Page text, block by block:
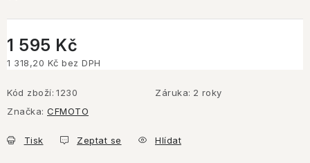
1 595 Kč
1 318,20 Kč bez DPH
Kód zboží: 1230 Záruka: 2 roky
Značka: CFMOTO
Tisk Zeptat se Hlídat